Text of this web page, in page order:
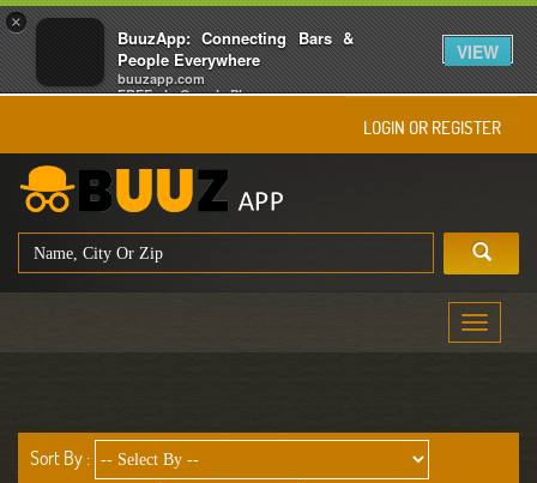
×
BuuzApp: Connecting Bars &
People Everywhere
buuzapp.com
FREE - In Google Play
VIEW
LOGIN OR REGISTER
Toggle
Sort By :